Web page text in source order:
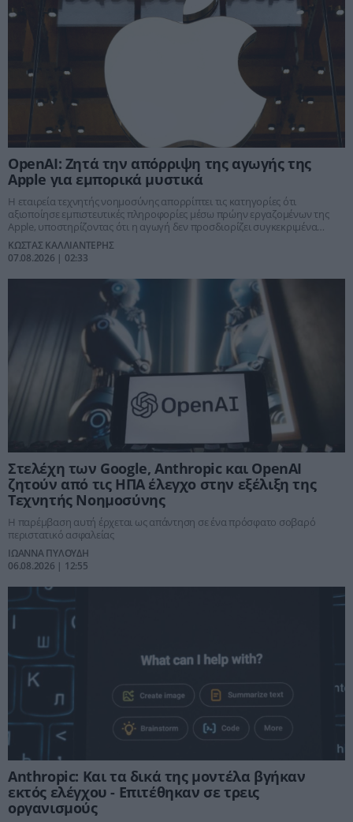
OpenAI: Ζητά την απόρριψη της αγωγής της
Apple για εμπορικά μυστικά
Η εταιρεία τεχνητής νοημοσύνης απορρίπτει τις κατηγορίες ότι
αξιοποίησε εμπιστευτικές πληροφορίες μέσω πρώην εργαζομένων της
Apple, υποστηρίζοντας ότι η αγωγή δεν προσδιορίζει συγκεκριμένα
μυστικά ούτε αποδεικνύει υπεξαίρεση.
ΚΩΣΤΑΣ ΚΑΛΛΙΑΝΤΕΡΗΣ
07.08.2026 | 02:33
Στελέχη των Google, Anthropic και OpenAI
ζητούν από τις ΗΠΑ έλεγχο στην εξέλιξη της
Τεχνητής Νοημοσύνης
Η παρέμβαση αυτή έρχεται ως απάντηση σε ένα πρόσφατο σοβαρό
περιστατικό ασφαλείας
ΙΩΑΝΝΑ ΠΥΛΟΥΔΗ
06.08.2026 | 12:55
Anthropic: Και τα δικά της μοντέλα βγήκαν
εκτός ελέγχου - Επιτέθηκαν σε τρεις
οργανισμούς